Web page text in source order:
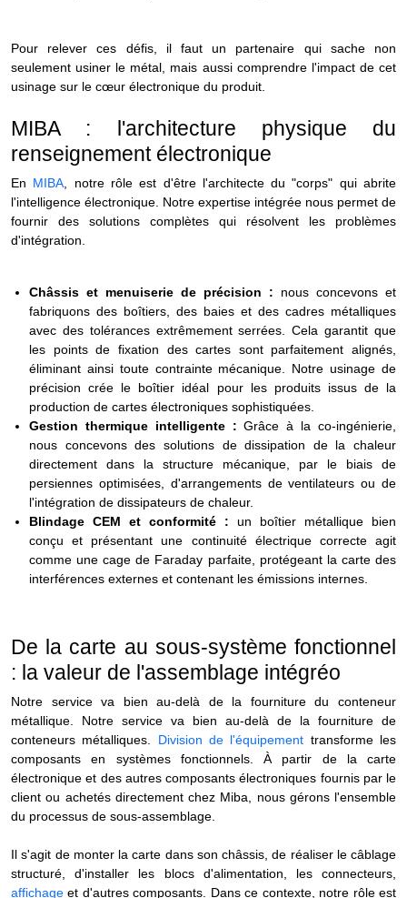
Pour relever ces défis, il faut un partenaire qui sache non
seulement usiner le métal, mais aussi comprendre l'impact de cet
usinage sur le cœur électronique du produit.
MIBA : l'architecture physique du
renseignement électronique
En MIBA, notre rôle est d'être l'architecte du "corps" qui abrite
l'intelligence électronique. Notre expertise intégrée nous permet de
fournir des solutions complètes qui résolvent les problèmes
d'intégration.
Châssis et menuiserie de précision : nous concevons et
fabriquons des boîtiers, des baies et des cadres métalliques
avec des tolérances extrêmement serrées. Cela garantit que
les points de fixation des cartes sont parfaitement alignés,
éliminant ainsi toute contrainte mécanique. Notre usinage de
précision crée le boîtier idéal pour les produits issus de la
production de cartes électroniques sophistiquées.
Gestion thermique intelligente : Grâce à la co-ingénierie,
nous concevons des solutions de dissipation de la chaleur
directement dans la structure mécanique, par le biais de
persiennes optimisées, d'arrangements de ventilateurs ou de
l'intégration de dissipateurs de chaleur.
Blindage CEM et conformité : un boîtier métallique bien
conçu et présentant une continuité électrique correcte agit
comme une cage de Faraday parfaite, protégeant la carte des
interférences externes et contenant les émissions internes.
De la carte au sous-système fonctionnel
: la valeur de l'assemblage intégréo
Notre service va bien au-delà de la fourniture du conteneur
métallique. Notre service va bien au-delà de la fourniture de
conteneurs métalliques. Division de l'équipement transforme les
composants en systèmes fonctionnels. À partir de la carte
électronique et des autres composants électroniques fournis par le
client ou achetés directement chez Miba, nous gérons l'ensemble
du processus de sous-assemblage.
Il s'agit de monter la carte dans son châssis, de réaliser le câblage
structuré, d'installer les blocs d'alimentation, les connecteurs,
affichage et d'autres composants. Dans ce contexte, notre rôle est